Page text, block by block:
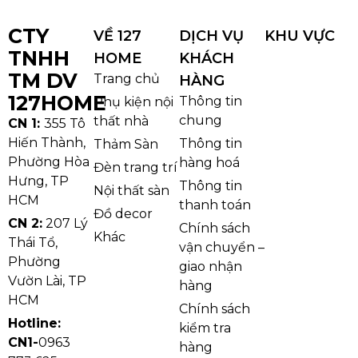
Lý do nên chọn
Chống trầy – chống ố: Giữ mới lâu
chi phí bảo dưỡng.
Chịu nhiệt tốt: Đặt nồi/đĩa nóng an tâm
không biến dạng màu.
Xuyên sáng độc đáo: Nâng tầm thẩm mỹ
điểm nhấn cao cấp cho phòng ăn.
Nhiều kích thước: Linh hoạt không gian
chọn cho bàn 4–10 chỗ.
Bề mặt nhẵn, chống thấm: Vệ sinh nhanh
phù hợp gia đình bận rộn.
Bảo quản và vệ sinh mặt đá bạch
ngọc MBX01-X
Lau hằng ngày bằng khăn mềm ẩm; vết bẩn
CTY
TNHH
TM DV
127HOME
CN 1: 355 Tô
Hiến Thành,
Phường Hòa
Hưng, TP
HCM
CN 2: 207 Lý
Thái Tổ,
Phường
Vườn Lài, TP
HCM
Hotline:
CN1-0963
VỀ 127
HOME
Trang chủ
Phụ kiện nội
thất nhà
Thảm Sàn
Đèn trang trí
Nội thất sàn
Đồ decor
Khác
DỊCH VỤ
KHÁCH
HÀNG
Thông tin
chung
Thông tin
hàng hoá
Thông tin
thanh toán
Chính sách
vận chuyển –
giao nhận
hàng
Chính sách
kiểm tra
hàng
KHU VỰC